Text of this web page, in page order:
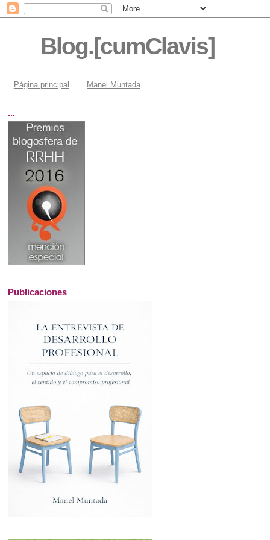
Blog.[cumClavis]
Página principal Manel Muntada
...
Publicaciones